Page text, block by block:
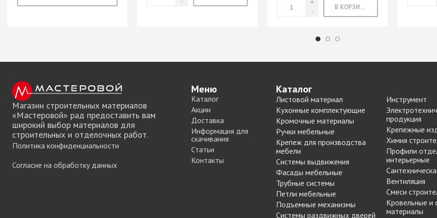
Подъемные механизмы
Система шкафа-купе
легкая пластиковая
Уплотнители для шкафа-
+ еще 0 категории
Опоры цокольные
Подпятники, протекторы
изготовления мебели
Пильные диски Freud
Сверла для меб
производства
Сверла для прсадочных
станков
Столярные инструменты
Фрезы по дереву
Крючки мебельные
Реставрационные
материалы
ВОСК МЕБЕЛЬНЫЙ
МЯГКИЙ
ВОСК МЕБЕЛЬНЫЙ
ТВЕРДЫЙ
ЖИДКАЯ КОЖА
ЛАК РЕСТАВРАЦИОННЫЙ
Электрическое
Наполнение для
В КОРЗИНУ
Магазин строительных материалов
«Мастеровой» рад предоставить вам
широкий выбор материалов для
строительных и отделочных работ.
Политика конфиденциальности
Согласие на обработку данных
Меню
Каталог
Акции
Доставка
Информация для
скачивания
Статьи
Контакты
Каталог
Листовой материал
Кухонные комплектующие
Кромочные материалы
Ручки мебельные
Крепеж для производства
мебели
Системы выдвижения
Фасады мебельные
Трубные системы
Петли мебельные
Подъемные механизмы
Системы раздвижных дверей
Инструмент
продукция
Крепежные
Химия
Профили
интерьерные
Вентиляция
Смеси
Кровельные и
материалы